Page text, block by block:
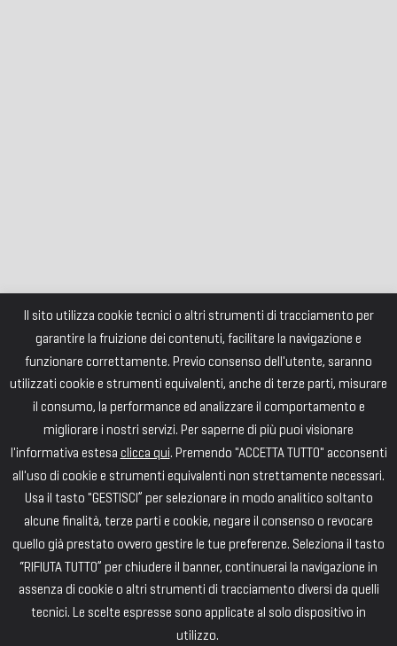
Il sito utilizza cookie tecnici o altri strumenti di tracciamento per
garantire la fruizione dei contenuti, facilitare la navigazione e
funzionare correttamente. Previo consenso dell'utente, saranno
utilizzati cookie e strumenti equivalenti, anche di terze parti, misurare
il consumo, la performance ed analizzare il comportamento e
migliorare i nostri servizi. Per saperne di più puoi visionare
l'informativa estesa clicca qui. Premendo "ACCETTA TUTTO" acconsenti
all'uso di cookie e strumenti equivalenti non strettamente necessari.
Usa il tasto "GESTISCI” per selezionare in modo analitico soltanto
alcune finalità, terze parti e cookie, negare il consenso o revocare
quello già prestato ovvero gestire le tue preferenze. Seleziona il tasto
“RIFIUTA TUTTO” per chiudere il banner, continuerai la navigazione in
assenza di cookie o altri strumenti di tracciamento diversi da quelli
tecnici. Le scelte espresse sono applicate al solo dispositivo in
utilizzo.